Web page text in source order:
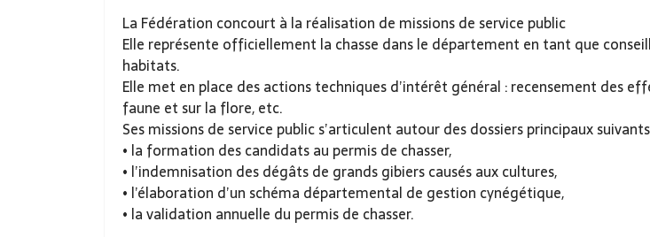
La Fédération concourt à la réalisation de missions de service public
Elle représente officiellement la chasse dans le département en tant que
habitats.
Elle met en place des actions techniques d’intérêt général : recensement des
faune et sur la flore, etc.
Ses missions de service public s’articulent autour des dossiers principaux
• la formation des candidats au permis de chasser,
• l’indemnisation des dégâts de grands gibiers causés aux cultures,
• l’élaboration d’un schéma départemental de gestion cynégétique,
• la validation annuelle du permis de chasser.